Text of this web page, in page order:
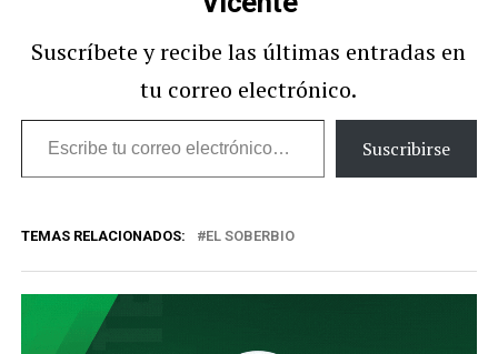
Suscríbete y recibe las últimas entradas en
tu correo electrónico.
Escribe
tu
electrónico…
Suscribirse
TEMAS RELACIONADOS: EL SOBERBIO